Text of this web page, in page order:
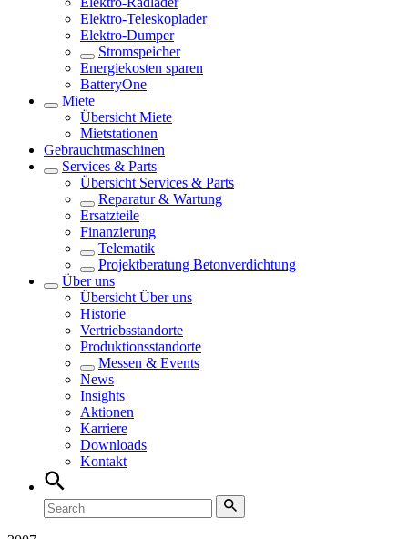
Elektro-Teleskoplader
Elektro-Dumper
Stromspeicher
Energiekosten sparen
BatteryOne
Miete
Übersicht Miete
Mietstationen
Gebrauchtmaschinen
Services & Parts
Übersicht Services & Parts
Reparatur & Wartung
Ersatzteile
Finanzierung
Telematik
Projektberatung Betonverdichtung
Über uns
Übersicht Über uns
Historie
Vertriebsstandorte
Produktionsstandorte
Messen & Events
News
Insights
Aktionen
Karriere
Downloads
Kontakt